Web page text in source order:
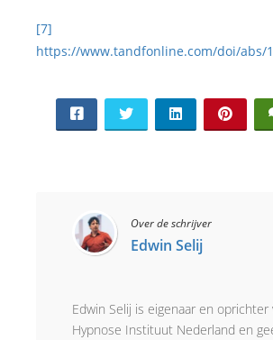
[7]
https://www.tandfonline.com/doi/abs/
Over de schrijver
Edwin Selij
Edwin Selij is eigenaar en oprichter
Hypnose Instituut Nederland en